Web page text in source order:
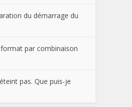
du démarrage du
par combinaison
pas. Que puis-je